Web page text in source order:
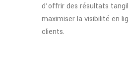
d’offrir des résultats
maximiser la visibilité en
clients.